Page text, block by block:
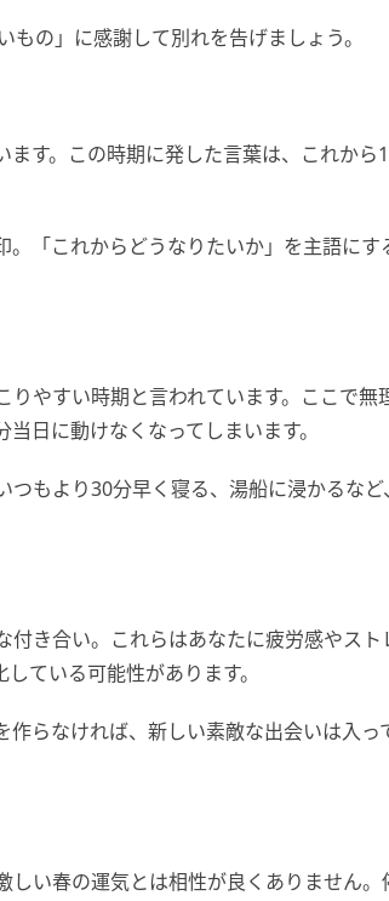
の」に感謝して別れを告げましょう。
す。この時期に発した言葉は、これから
「これからどうなりたいか」を主語にす
やすい時期と言われています。ここで無
日に動けなくなってしまいます。
もより30分早く寝る、湯船に浸かるなど
き合い。これらはあなたに疲労感やスト
ている可能性があります。
らなければ、新しい素敵な出会いは入っ
しい春の運気とは相性が良くありません。